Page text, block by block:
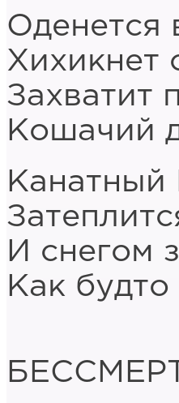
Оденется
Хихикнет
Захватит
Кошачий
Канатный
И снегом
Как